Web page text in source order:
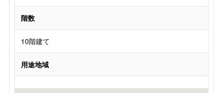
階数
10階建て
用途地域